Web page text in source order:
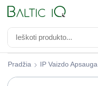
Pradžia IP Vaizdo Apsauga